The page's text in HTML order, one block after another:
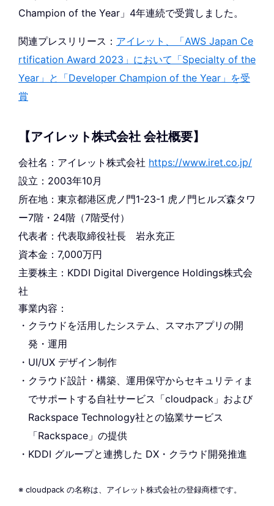
Champion of the Year」4年連続で受賞しました。
関連プレスリリース： アイレット、「AWS Japan Ce
rtification Award 2023」において「Specialty of the
Year」と「Developer Champion of the Year」を受
賞
【アイレット株式会社 会社概要】
会社名：アイレット株式会社 https://www.iret.co.jp/
設立：2003年10月
所在地：東京都港区虎ノ門1-23-1 虎ノ門ヒルズ森タワ
ー7階・24階（7階受付）
代表者：代表取締役社長 岩永充正
資本金：7,000万円
主要株主：KDDI Digital Divergence Holdings株式会
社
事業内容：
クラウドを活用したシステム、スマホアプリの開
発・運用
UI/UX デザイン制作
クラウド設計・構築、運用保守からセキュリティま
でサポートする自社サービス「cloudpack」および
Rackspace Technology社との協業サービス
「Rackspace」の提供
KDDI グループと連携した DX・クラウド開発推進
※ cloudpack の名称は、アイレット株式会社の登録商標です。